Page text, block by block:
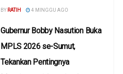
BY RATIH 4 MINGGU AGO
Gubernur Bobby Nasution Buka
MPLS 2026 se-Sumut,
Tekankan Pentingnya